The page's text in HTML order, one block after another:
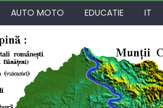
AUTO MOTO EDUCATIE IT